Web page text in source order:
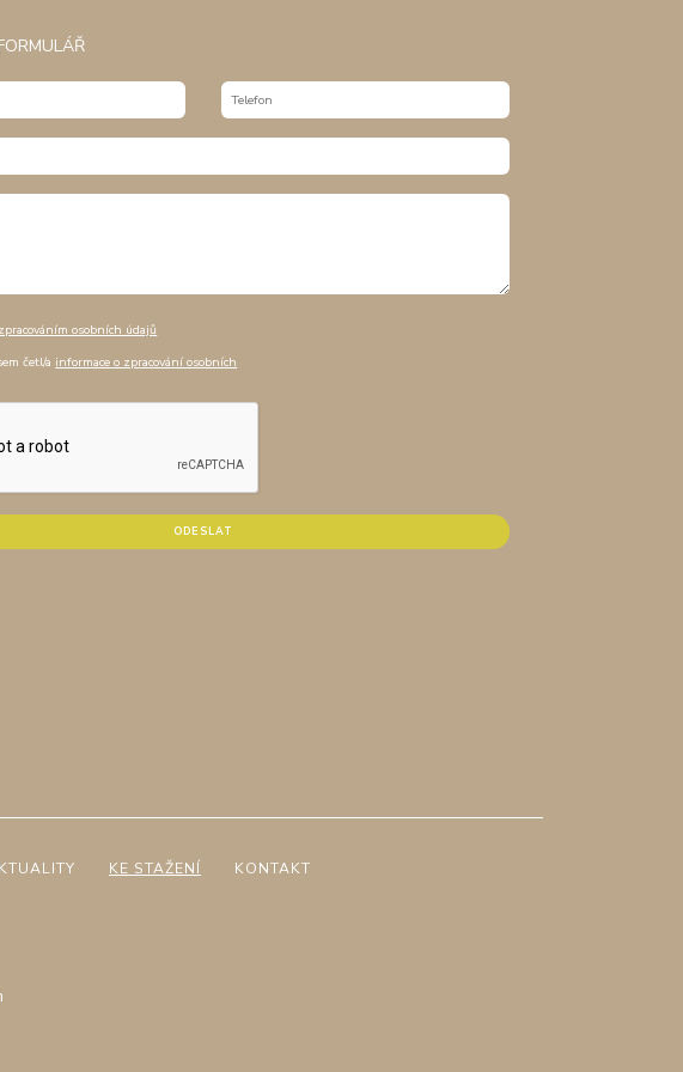
zpracováním osobních údajů
četl/a informace o zpracování osobních
KE STAŽENÍ KONTAKT